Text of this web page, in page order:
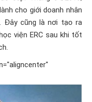
cho giới doanh nhân
Đây cũng là nơi tạo ra
viện ERC sau khi tốt